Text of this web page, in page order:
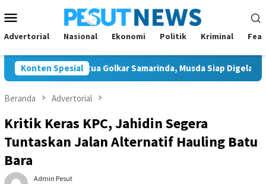
ke
kontenMobile
Advertorial Nasional Ekonomi Politik Kriminal
Konten Spesial
Tunggal Ketua Golkar Samarinda, Musda Siap Digelar 8
Beranda Advertorial
Kritik Keras KPC, Jahidin Segera
Tuntaskan Jalan Alternatif Hauling Batu
Bara
Admin Pesut